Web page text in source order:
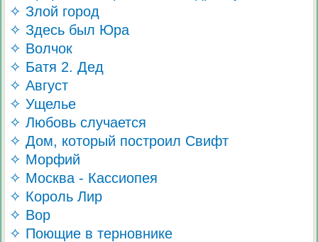
✧ Злой город
✧ Здесь был Юра
✧ Волчок
✧ Батя 2. Дед
✧ Август
✧ Ущелье
✧ Любовь случается
✧ Дом, который построил Свифт
✧ Морфий
✧ Москва - Кассиопея
✧ Король Лир
✧ Вор
✧ Поющие в терновнике